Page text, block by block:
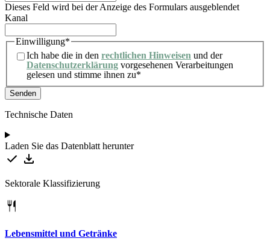
Dieses Feld wird bei der Anzeige des Formulars ausgeblendet
Kanal
Einwilligung*
Ich habe die in den rechtlichen Hinweisen und der
Datenschutzerklärung vorgesehenen Verarbeitungen
gelesen und stimme ihnen zu*
Technische Daten
Laden Sie das Datenblatt herunter
Sektorale Klassifizierung
Lebensmittel und Getränke